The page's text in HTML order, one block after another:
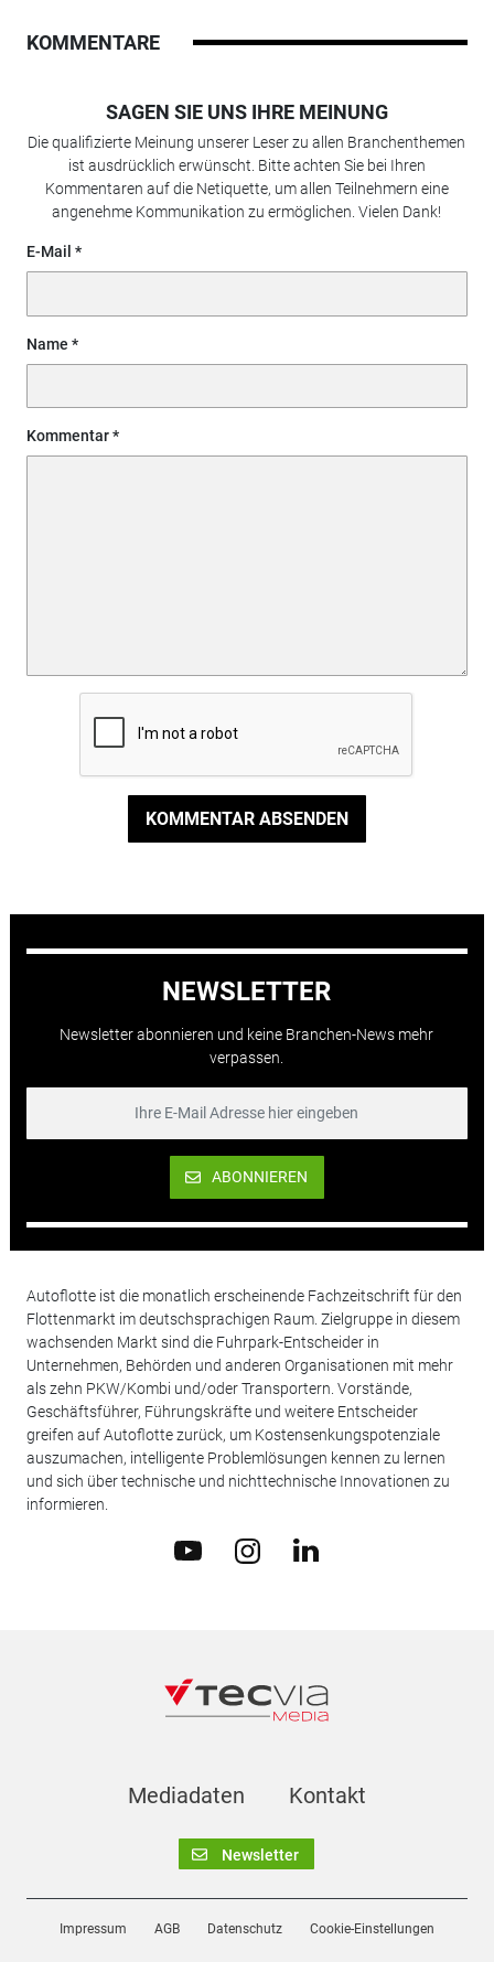
KOMMENTARE
SAGEN SIE UNS IHRE MEINUNG
Die qualifizierte Meinung unserer Leser zu allen Branchenthemen
ist ausdrücklich erwünscht. Bitte achten Sie bei Ihren
Kommentaren auf die Netiquette, um allen Teilnehmern eine
angenehme Kommunikation zu ermöglichen. Vielen Dank!
E-Mail
Name
Kommentar
KOMMENTAR ABSENDEN
NEWSLETTER
Newsletter abonnieren und keine Branchen-News mehr
verpassen.
ABONNIEREN
Autoflotte ist die monatlich erscheinende Fachzeitschrift für den
Flottenmarkt im deutschsprachigen Raum. Zielgruppe in diesem
wachsenden Markt sind die Fuhrpark-Entscheider in
Unternehmen, Behörden und anderen Organisationen mit mehr
als zehn PKW/Kombi und/oder Transportern. Vorstände,
Geschäftsführer, Führungskräfte und weitere Entscheider
greifen auf Autoflotte zurück, um Kostensenkungspotenziale
auszumachen, intelligente Problemlösungen kennen zu lernen
und sich über technische und nichttechnische Innovationen zu
informieren.
Mediadaten Kontakt
Newsletter
Impressum AGB Datenschutz Cookie-Einstellungen